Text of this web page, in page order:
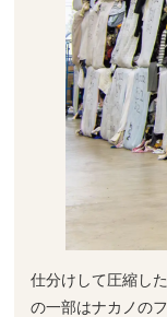
仕分けして圧縮し
の一部はナカノの